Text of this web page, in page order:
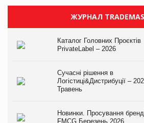
ЖУРНАЛ
Каталог Головних Проєктів
PrivateLabel – 2026
Сучасні рішення в
Логістиці&Дистрибуції –
Травень
Новинки. Просування
FMCG.Березень 2026